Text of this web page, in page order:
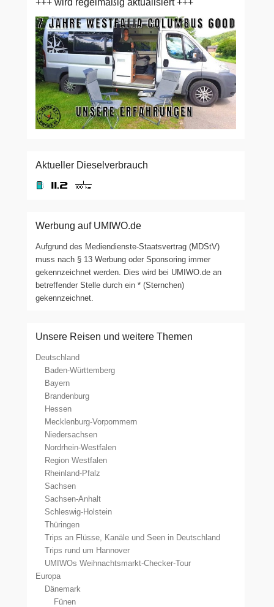
Aktueller Dieselverbrauch
Werbung auf UMIWO.de
Aufgrund des Mediendienste-Staatsvertrag (MDStV)
muss nach § 13 Werbung oder Sponsoring immer
gekennzeichnet werden. Dies wird bei UMIWO.de an
betreffender Stelle durch ein * (Sternchen)
gekennzeichnet.
Unsere Reisen und weitere Themen
Deutschland
Baden-Württemberg
Bayern
Brandenburg
Hessen
Mecklenburg-Vorpommern
Niedersachsen
Nordrhein-Westfalen
Region Westfalen
Rheinland-Pfalz
Sachsen
Sachsen-Anhalt
Schleswig-Holstein
Thüringen
Trips an Flüsse, Kanäle und Seen in Deutschland
Trips rund um Hannover
UMIWOs Weihnachtsmarkt-Checker-Tour
Europa
Dänemark
Fünen